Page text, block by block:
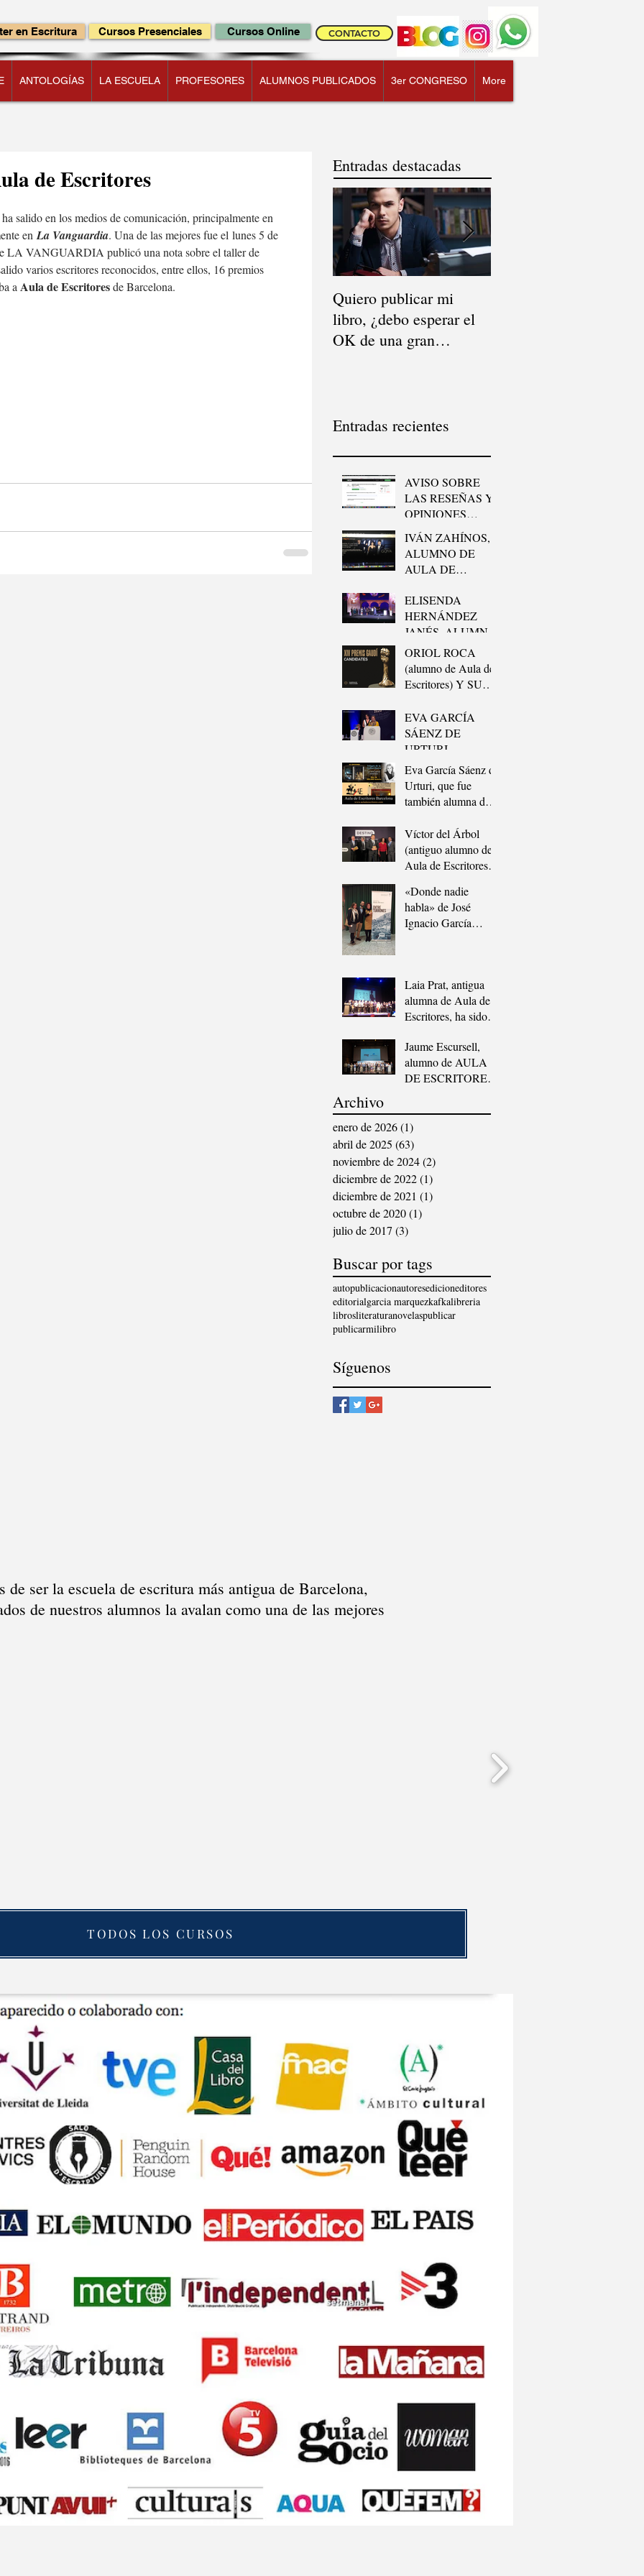
en Escritura Cursos Presenciales Cursos Online CONTACTO
ANTOLOGÍAS LA ESCUELA PROFESORES ALUMNOS PUBLICADOS 3er CONGRESO More
de Escritores
ha salido en los medios de comunicación, principalmente en
en La Vanguardia. Una de las mejores fue el lunes 5 de
LA VANGUARDIA publicó una nota sobre el taller de
varios escritores reconocidos, entre ellos, 16 premios
a Aula de Escritores de Barcelona.
Entradas destacadas
Quiero publicar mi
libro, ¿debo esperar el
OK de una gran
Entradas recientes
AVISO SOBRE
LAS RESEÑAS Y
OPINIONES
FALSAS DE
PUNTUA.NET
IVÁN ZAHÍNOS,
ALUMNO DE
AULA DE
HA LLEVADO EL
GOYA AL
“MEJOR CORTO
DOCUMENTAL”
ELISENDA
HERNÁNDEZ
JANÉS, ALUMNA
DE AULA DE
ESCRITORES,
GANA EL 42º
LITERARIO
FELIPE TRIGO
ORIOL ROCA
(alumno de Aula de
Escritores) Y SU
EL GAUDÍ.
EVA GARCÍA
SÁENZ DE
URTURI,
ANTIGUA
ALUMNA DE
AULA DE
GANA EL
«PREMIO
PLANETA 2020»
Eva García Sáenz de
Urturi, que fue
también alumna de
triunfa con su
«Trilogía de la
Ciudad Blanca»
Víctor del Árbol
(antiguo alumno de
Aula de Escritores)
Nadal de Novela
2016
«Donde nadie
habla» de José
Ignacio García
Laia Prat, antigua
alumna de Aula de
Escritores, ha sido
prestigioso premio
«Joan Llacuna»
Jaume Escursell,
alumno de AULA
DE ESCRITORES,
CONCURSO DE
RELATOS
ESCRITOS POR
PERSONAS
MAYORES”,
ORGANIZADO
POR ”LA
VANGUARDIA”,
NACIONAL DE
ESPAÑA» Y «LA
CAIXA»
Archivo
enero de 2026(1)
abril de 2025 (63)
noviembre de 2024(2)
diciembre de 2022(1)
diciembre de 2021 (1)
octubre de 2020(1)
julio de 2017 (3)
Buscar por tags
autopublicacionautoresedicioneditores
editorialgarcia marquezkafkalibreria
librosliteraturanovelaspublicar
publicarmilibro
Síguenos
de ser la escuela de escritura más antigua de Barcelona,
de nuestros alumnos la avalan como una de las mejores
TODOS LOS CURSOS